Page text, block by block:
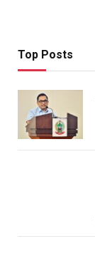
Top Posts